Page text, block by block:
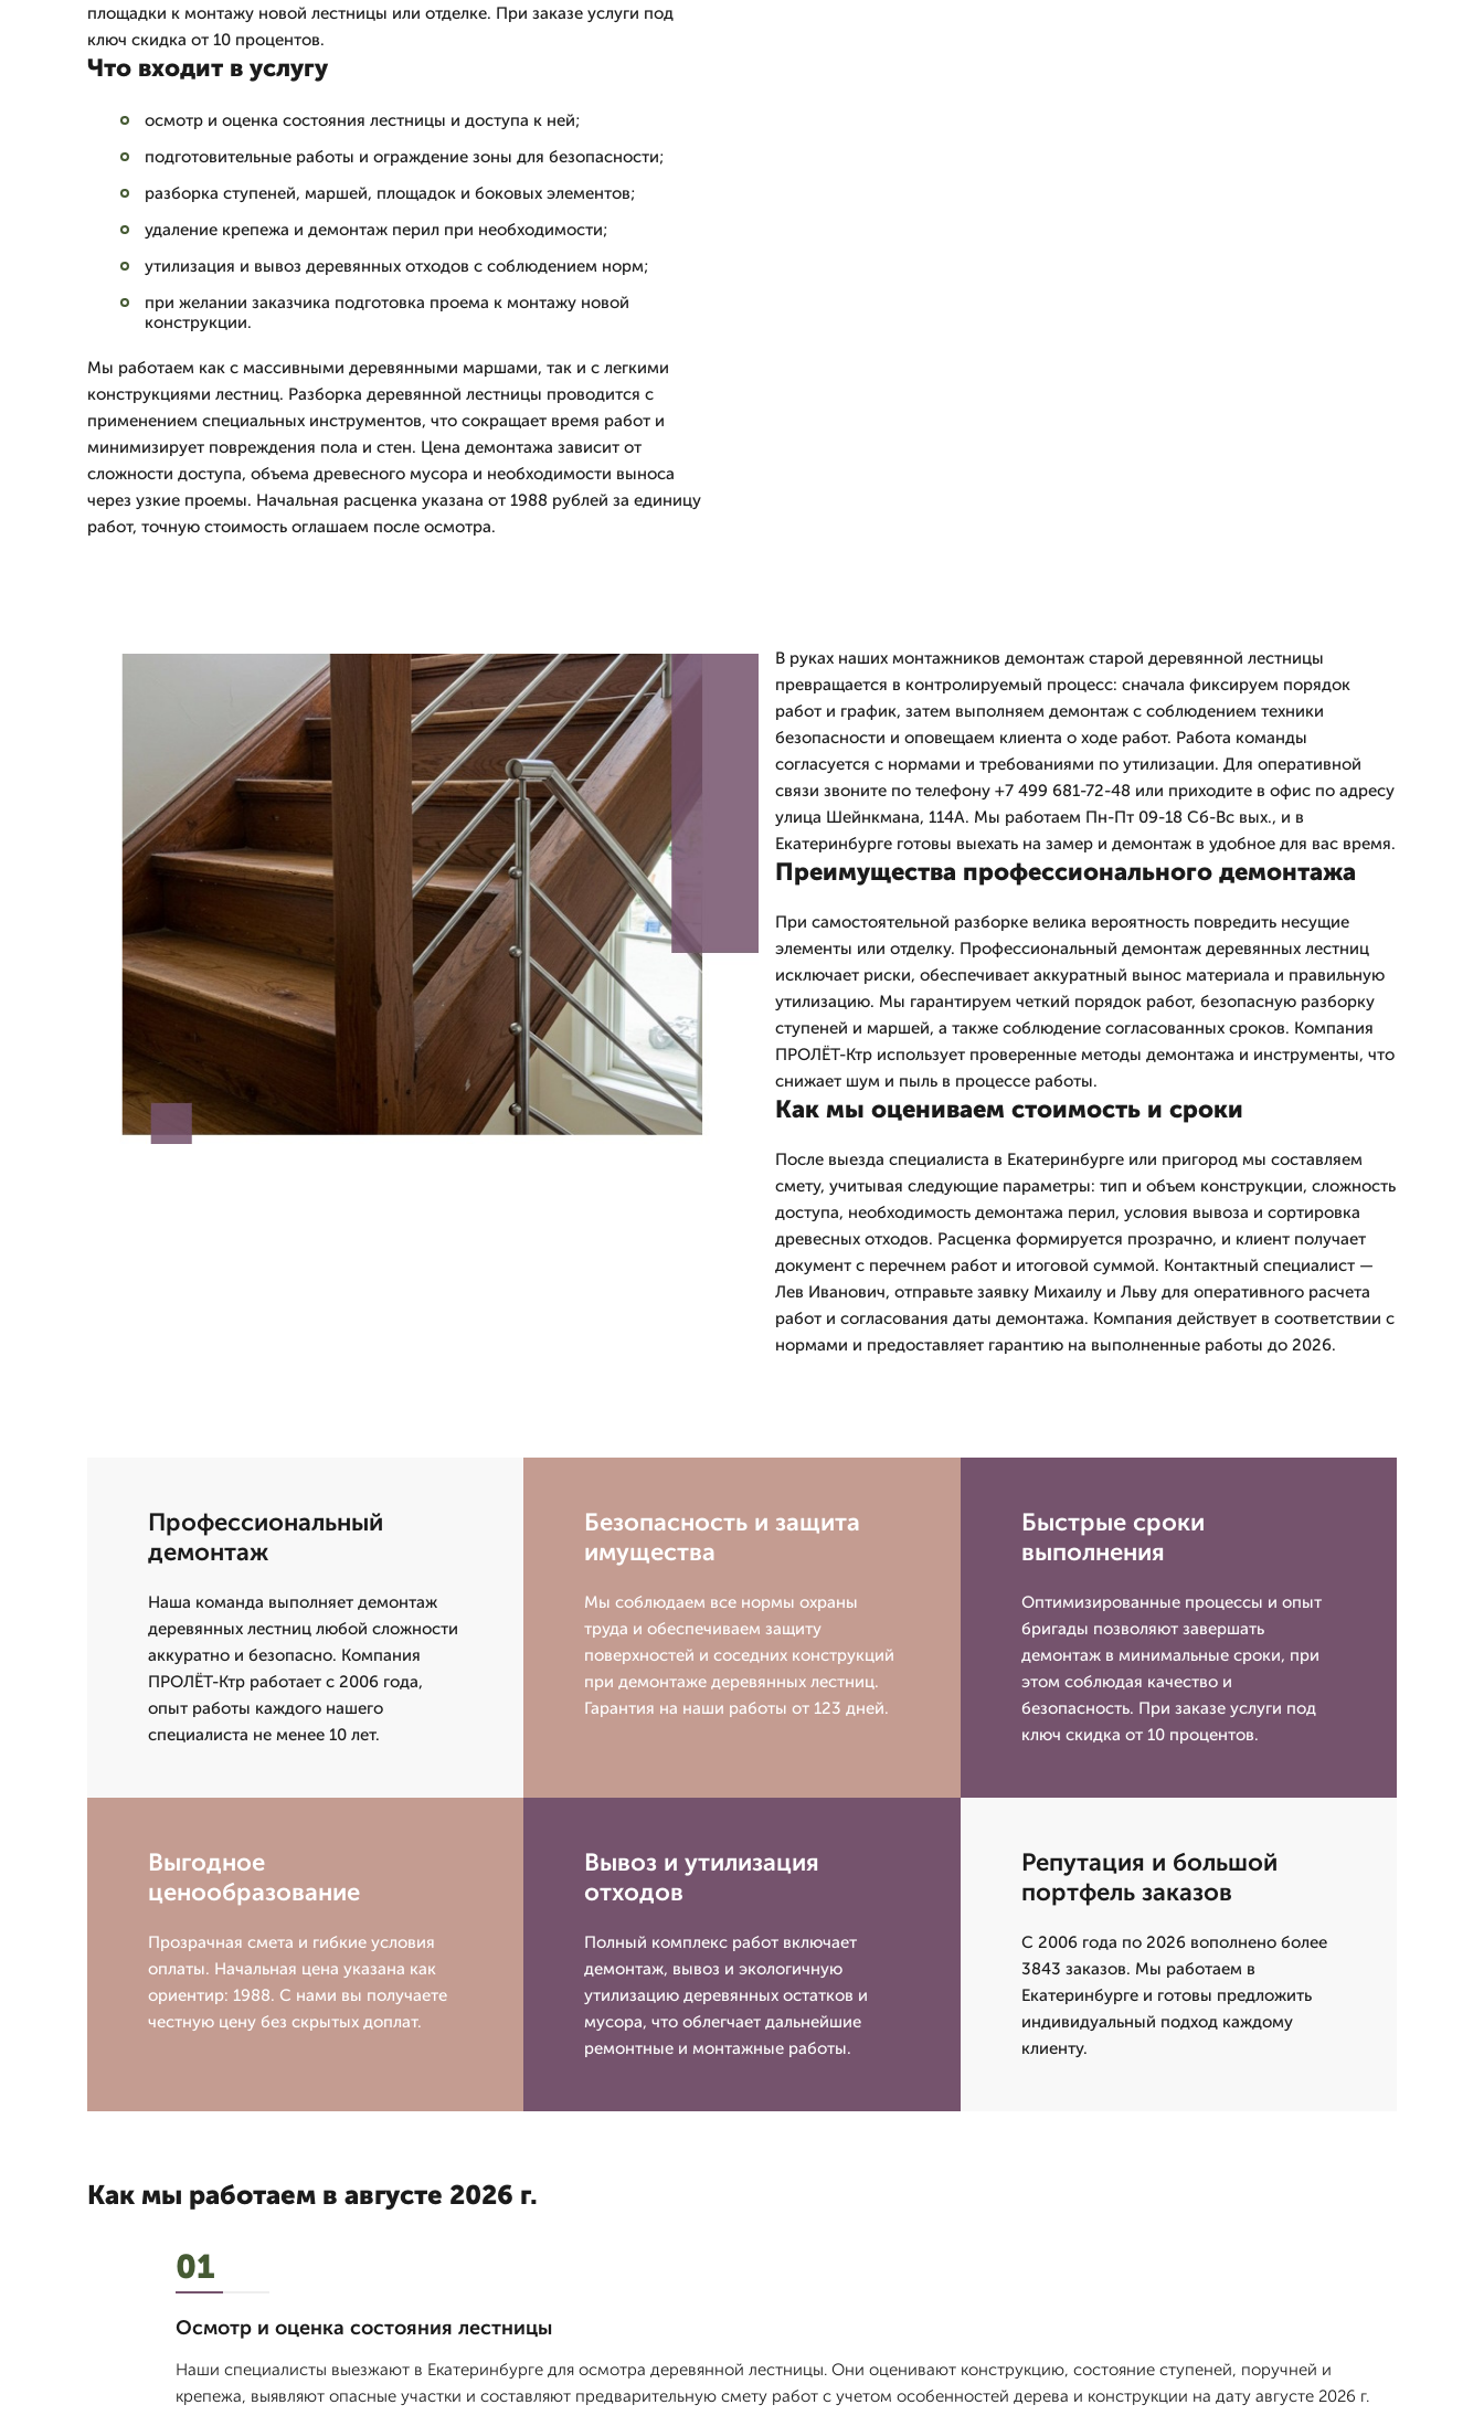
площадки к монтажу новой лестницы или отделке. При заказе услуги под
ключ скидка от 10 процентов.
Что входит в услугу
осмотр и оценка состояния лестницы и доступа к ней;
подготовительные работы и ограждение зоны для безопасности;
разборка ступеней, маршей, площадок и боковых элементов;
удаление крепежа и демонтаж перил при необходимости;
утилизация и вывоз деревянных отходов с соблюдением норм;
при желании заказчика подготовка проема к монтажу новой
конструкции.
Мы работаем как с массивными деревянными маршами, так и с легкими
конструкциями лестниц. Разборка деревянной лестницы проводится с
применением специальных инструментов, что сокращает время работ и
минимизирует повреждения пола и стен. Цена демонтажа зависит от
сложности доступа, объема древесного мусора и необходимости выноса
через узкие проемы. Начальная расценка указана от 1988 рублей за единицу
работ, точную стоимость оглашаем после осмотра.
В руках наших монтажников демонтаж старой деревянной лестницы
превращается в контролируемый процесс: сначала фиксируем порядок
работ и график, затем выполняем демонтаж с соблюдением техники
безопасности и оповещаем клиента о ходе работ. Работа команды
согласуется с нормами и требованиями по утилизации. Для оперативной
связи звоните по телефону +7 499 681-72-48 или приходите в офис по адресу
улица Шейнкмана, 114А. Мы работаем Пн-Пт 09-18 Сб-Вс вых., и в
Екатеринбурге готовы выехать на замер и демонтаж в удобное для вас время.
Преимущества профессионального демонтажа
При самостоятельной разборке велика вероятность повредить несущие
элементы или отделку. Профессиональный демонтаж деревянных лестниц
исключает риски, обеспечивает аккуратный вынос материала и правильную
утилизацию. Мы гарантируем четкий порядок работ, безопасную разборку
ступеней и маршей, а также соблюдение согласованных сроков. Компания
ПРОЛЁТ-Ктр использует проверенные методы демонтажа и инструменты, что
снижает шум и пыль в процессе работы.
Как мы оцениваем стоимость и сроки
После выезда специалиста в Екатеринбурге или пригород мы составляем
смету, учитывая следующие параметры: тип и объем конструкции, сложность
доступа, необходимость демонтажа перил, условия вывоза и сортировка
древесных отходов. Расценка формируется прозрачно, и клиент получает
документ с перечнем работ и итоговой суммой. Контактный специалист —
Лев Иванович, отправьте заявку Михаилу и Льву для оперативного расчета
работ и согласования даты демонтажа. Компания действует в соответствии с
нормами и предоставляет гарантию на выполненные работы до 2026.
Профессиональный
демонтаж
Наша команда выполняет демонтаж
деревянных лестниц любой сложности
аккуратно и безопасно. Компания
ПРОЛЁТ-Ктр работает с 2006 года,
опыт работы каждого нашего
специалиста не менее 10 лет.
Безопасность и защита
имущества
Мы соблюдаем все нормы охраны
труда и обеспечиваем защиту
поверхностей и соседних конструкций
при демонтаже деревянных лестниц.
Гарантия на наши работы от 123 дней.
Быстрые сроки
выполнения
Оптимизированные процессы и опыт
бригады позволяют завершать
демонтаж в минимальные сроки, при
этом соблюдая качество и
безопасность. При заказе услуги под
ключ скидка от 10 процентов.
Выгодное
ценообразование
Прозрачная смета и гибкие условия
оплаты. Начальная цена указана как
ориентир: 1988. С нами вы получаете
честную цену без скрытых доплат.
Вывоз и утилизация
отходов
Полный комплекс работ включает
демонтаж, вывоз и экологичную
утилизацию деревянных остатков и
мусора, что облегчает дальнейшие
ремонтные и монтажные работы.
Репутация и большой
портфель заказов
С 2006 года по 2026 вополнено более
3843 заказов. Мы работаем в
Екатеринбурге и готовы предложить
индивидуальный подход каждому
клиенту.
Как мы работаем в августе 2026 г.
01
Осмотр и оценка состояния лестницы
Наши специалисты выезжают в Екатеринбурге для осмотра деревянной лестницы. Они оценивают конструкцию, состояние ступеней, поручней и
крепежа, выявляют опасные участки и составляют предварительную смету работ с учетом особенностей дерева и конструкции на дату августе 2026 г.